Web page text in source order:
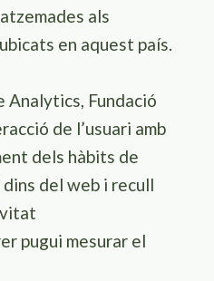
als
ubicats en aquest país.
Analytics, Fundació
de l’usuari amb
dels hàbits de
dins del web i recull
pugui mesurar el